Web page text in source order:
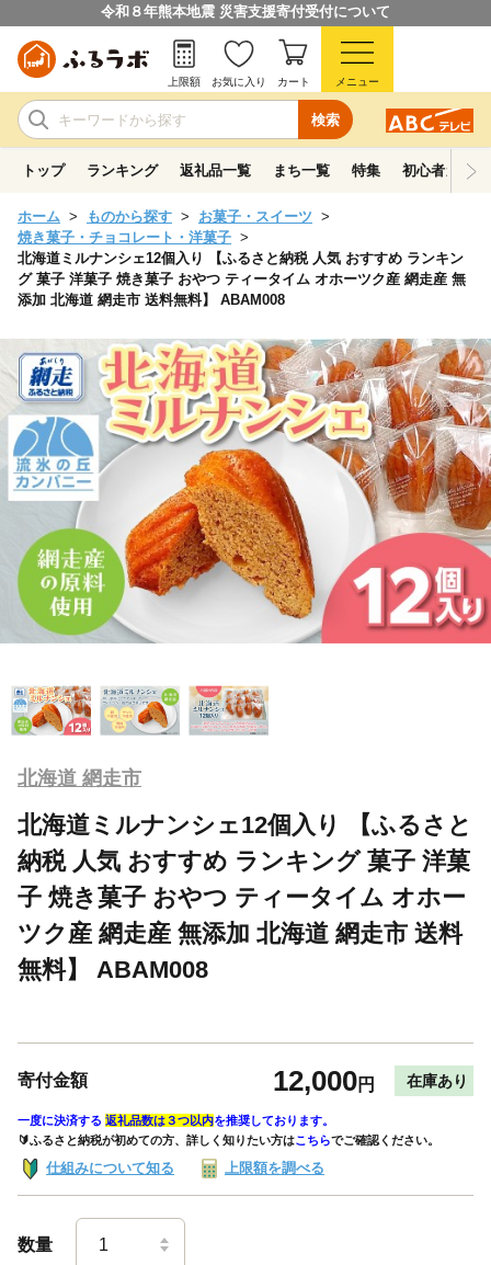
令和８年熊本地震 災害支援寄付受付について
検索
上限額 お気に入り カート メニュー
トップ ランキング 返礼品一覧 まち一覧 特集 初心者ガイド
ホーム ものから探す
お菓子・スイーツ
焼き菓子・チョコレート・洋菓子
北海道ミルナンシェ12個入り 【ふるさと納税 人気 おすすめ ランキン
グ 菓子 洋菓子 焼き菓子 おやつ ティータイム オホーツク産 網走産 無
添加 北海道 網走市 送料無料】 ABAM008
北海道 網走市
北海道ミルナンシェ12個入り 【ふるさと
納税 人気 おすすめ ランキング 菓子 洋菓
子 焼き菓子 おやつ ティータイム オホー
ツク産 網走産 無添加 北海道 網走市 送料
無料】 ABAM008
寄付金額 12,000円 在庫あり
一度に決済する 返礼品数は３つ以内を推奨しております。
🔰ふるさと納税が初めての方、詳しく知りたい方はこちらでご確認ください。
仕組みについて知る 上限額を調べる
数量